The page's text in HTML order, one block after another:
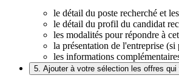
le détail du poste recherché et
le détail du profil du candidat
les modalités pour répondre à
la présentation de l'entreprise (si
les informations
5. Ajouter à votre sélection les offres